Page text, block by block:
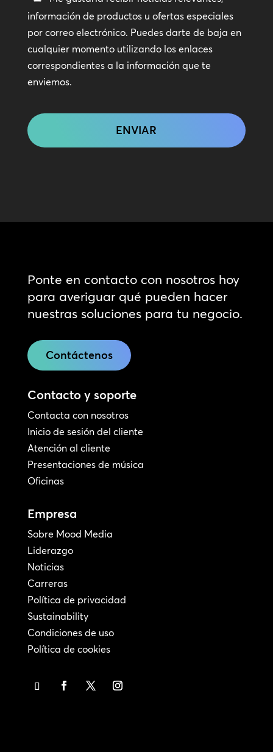
en
contacto
información de productos u ofertas especiales
por correo electrónico. Puedes darte de baja en
cualquier momento utilizando los enlaces
correspondientes a la información que te
enviemos.
Ponte en contacto con nosotros hoy
para averiguar qué pueden hacer
nuestras soluciones para tu negocio.
Contáctenos
Contacto y soporte
Contacta con nosotros
Inicio de sesión del cliente
Atención al cliente
Presentaciones de música
Oficinas
Empresa
Sobre Mood Media
Liderazgo
Noticias
Carreras
Política de privacidad
Sustainability
Condiciones de uso
Política de cookies